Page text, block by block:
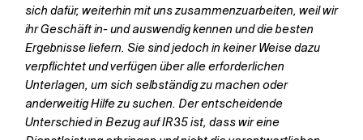
sich dafür, weiterhin mit uns zusammenzuarbeiten, weil wir
ihr Geschäft in- und auswendig kennen und die besten
Ergebnisse liefern. Sie sind jedoch in keiner Weise dazu
verpflichtet und verfügen über alle erforderlichen
Unterlagen, um sich selbständig zu machen oder
anderweitig Hilfe zu suchen. Der entscheidende
Unterschied in Bezug auf IR35 ist, dass wir eine